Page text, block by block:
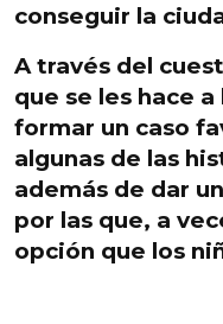
conseguir la
A través del
que se les hace a
formar un caso
algunas de las
además de dar
por las que, a
opción que los